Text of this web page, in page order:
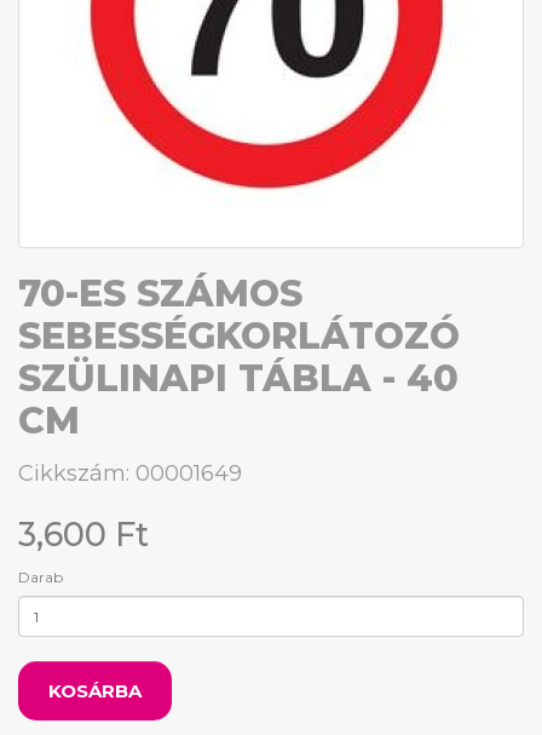
70-ES SZÁMOS
SEBESSÉGKORLÁTOZÓ
SZÜLINAPI TÁBLA - 40
CM
Cikkszám: 00001649
3,600 Ft
Darab
KOSÁRBA